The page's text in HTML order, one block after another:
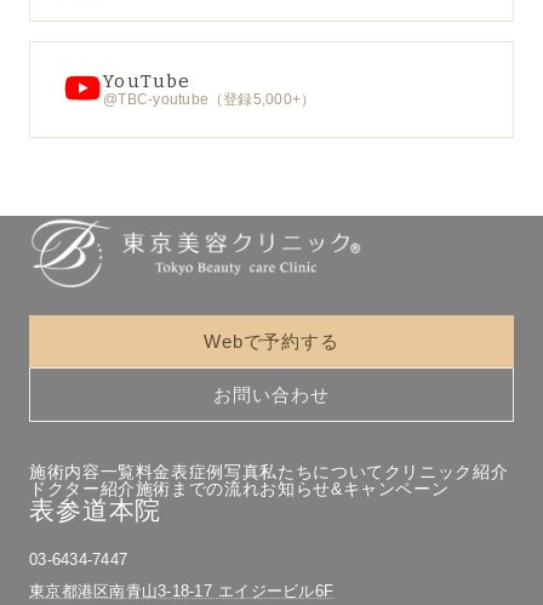
YouTube
@TBC-youtube（登録5,000+）
Webで予約する
お問い合わせ
施術内容一覧料金表症例写真私たちについて クリニック紹介
ドクター紹介施術までの流れお知らせ&キャンペーン
表参道本院
03-6434-7447
東京都港区南青山3-18-17 エイジービル6F